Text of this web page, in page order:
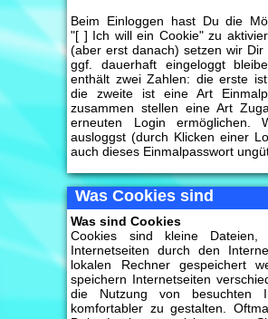
Beim Einloggen hast Du die
"[ ] Ich will ein Cookie"zu
(aber erst danach) setzen wir
ggf. dauerhaft eingeloggt
enthält zwei Zahlen: die erste
die zweite ist eine Art
zusammen stellen eine Art
erneuten Login ermöglichen.
ausloggst (durch Klicken einer
auch dieses Einmalpasswort
Was Cookies sind
Was sind Cookies
Cookies sind kleine
Internetseiten durch den
lokalen Rechner gespeichert
speichern Internetseiten
die Nutzung von besuchten
komfortabler zu gestalten.